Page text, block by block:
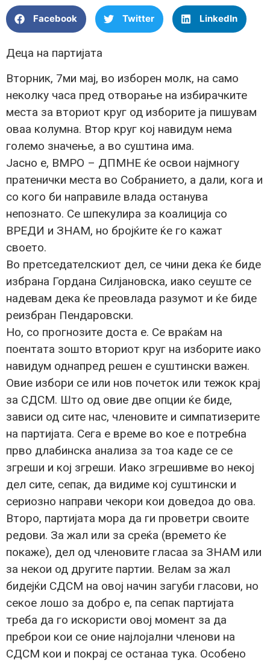
Facebook Twitter LinkedIn
Деца на партијата
Вторник, 7ми мај, во изборен молк, на само
неколку часа пред отворање на избирачките
места за вториот круг од изборите ја пишувам
оваа колумна. Втор круг кој навидум нема
големо значење, а во суштина има.
Јасно е, ВМРО – ДПМНЕ ќе освои најмногу
пратенички места во Собранието, а дали, кога и
со кого би направиле влада останува
непознато. Се шпекулира за коалиција со
ВРЕДИ и ЗНАМ, но бројќите ќе го кажат
своето.
Во претседателскиот дел, се чини дека ќе биде
избрана Гордана Силјановска, иако сеуште се
надевам дека ќе преовлада разумот и ќе биде
реизбран Пендаровски.
Но, со прогнозите доста е. Се враќам на
поентата зошто вториот круг на изборите иако
навидум однапред решен е суштински важен.
Овие избори се или нов почеток или тежок крај
за СДСМ. Што од овие две опции ќе биде,
зависи од сите нас, членовите и симпатизерите
на партијата. Сега е време во кое е потребна
прво длабинска анализа за тоа каде се се
згреши и кој згреши. Иако згрешивме во некој
дел сите, сепак, да видиме кој суштински и
сериозно направи чекори кои доведоа до ова.
Второ, партијата мора да ги проветри своите
редови. За жал или за среќа (времето ќе
покаже), дел од членовите гласаа за ЗНАМ или
за некои од другите партии. Велам за жал
бидејќи СДСМ на овој начин загуби гласови, но
секое лошо за добро е, па сепак партијата
треба да го искористи овој момент за да
преброи кои се оние најлојални членови на
СДСМ кои и покрај се останаа тука. Особено